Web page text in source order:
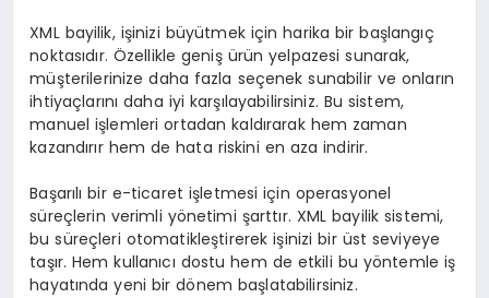
XML bayilik, işinizi büyütmek için harika bir başlangıç
noktasıdır. Özellikle geniş ürün yelpazesi sunarak,
müşterilerinize daha fazla seçenek sunabilir ve onların
ihtiyaçlarını daha iyi karşılayabilirsiniz. Bu sistem,
manuel işlemleri ortadan kaldırarak hem zaman
kazandırır hem de hata riskini en aza indirir.
Başarılı bir e-ticaret işletmesi için operasyonel
süreçlerin verimli yönetimi şarttır. XML bayilik sistemi,
bu süreçleri otomatikleştirerek işinizi bir üst seviyeye
taşır. Hem kullanıcı dostu hem de etkili bu yöntemle iş
hayatında yeni bir dönem başlatabilirsiniz.